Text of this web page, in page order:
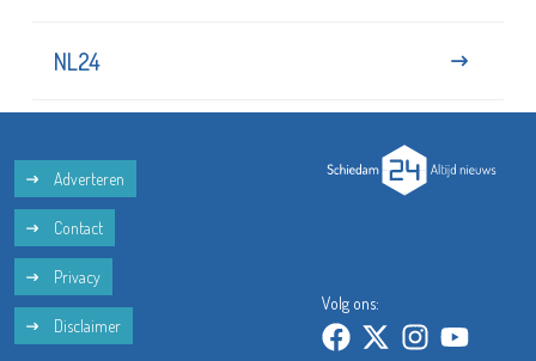
NL24
Adverteren
Contact
Privacy
Disclaimer
Volg ons: